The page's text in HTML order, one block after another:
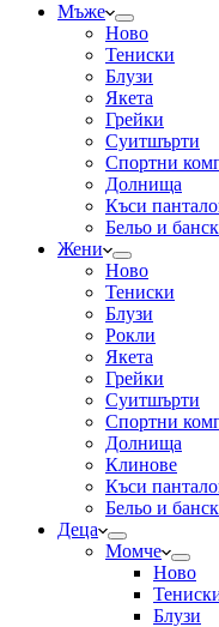
Мъже
Ново
Тениски
Блузи
Якета
Грейки
Суитшърти
Спортни
Долнища
Къси
Бельо и
Жени
Ново
Тениски
Блузи
Рокли
Якета
Грейки
Суитшърти
Спортни
Долнища
Клинове
Къси
Бельо и
Деца
Момче
Ново
Блузи